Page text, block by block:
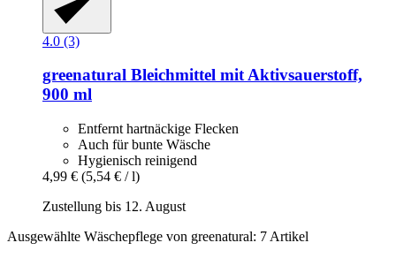
4.0 (3)
greenatural Bleichmittel mit Aktivsauerstoff,
900 ml
Entfernt hartnäckige Flecken
Auch für bunte Wäsche
Hygienisch reinigend
4,99 € (5,54 € / l)
Zustellung bis 12. August
Ausgewählte Wäschepflege von greenatural: 7 Artikel